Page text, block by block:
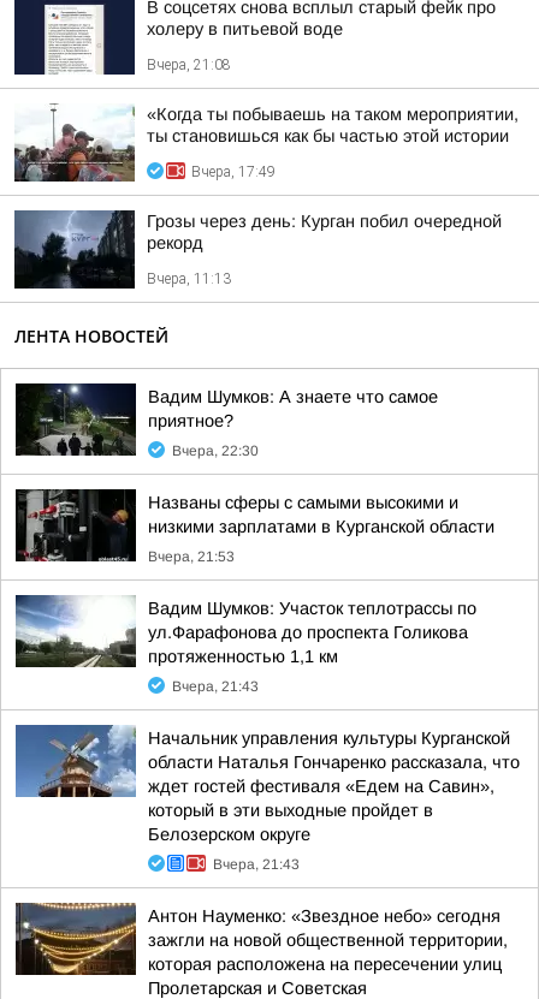
В соцсетях снова всплыл старый фейк про
холеру в питьевой воде
Вчера, 21:08
«Когда ты побываешь на таком мероприятии,
ты становишься как бы частью этой истории
Вчера, 17:49
Грозы через день: Курган побил очередной
рекорд
Вчера, 11:13
ЛЕНТА НОВОСТЕЙ
Вадим Шумков: А знаете что самое
приятное?
Вчера, 22:30
Названы сферы с самыми высокими и
низкими зарплатами в Курганской области
Вчера, 21:53
Вадим Шумков: Участок теплотрассы по
ул.Фарафонова до проспекта Голикова
протяженностью 1,1 км
Вчера, 21:43
Начальник управления культуры Курганской
области Наталья Гончаренко рассказала, что
ждет гостей фестиваля «Едем на Савин»,
который в эти выходные пройдет в
Белозерском округе
Вчера, 21:43
Антон Науменко: «Звездное небо» сегодня
зажгли на новой общественной территории,
которая расположена на пересечении улиц
Пролетарская и Советская